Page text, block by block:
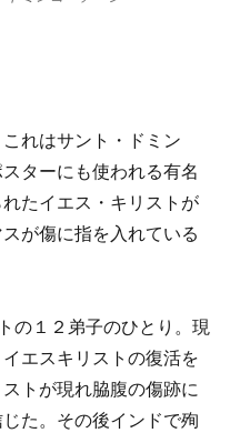
れはサント・ドミン
ターにも使われる有名
たイエス・キリストが
が傷に指を入れている
の１２弟子のひとり。現
エスキリストの復活を
トが現れ脇腹の傷跡に
た。その後インドで殉